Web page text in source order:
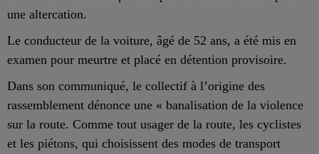
une altercation.
Le conducteur de la voiture, âgé de 52 ans, a été mis en
examen pour meurtre et placé en détention provisoire.
Dans son communiqué, le collectif à l’origine des
rassemblement dénonce une « banalisation de la violence
sur la route. Comme tout usager de la route, les cyclistes
et les piétons, qui choisissent des modes de transport